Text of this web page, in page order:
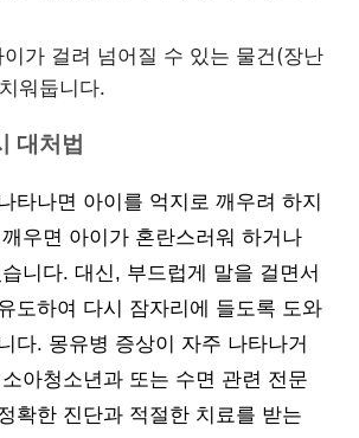
이가 걸려 넘어질 수 있는 물건(장난
워둡니다.
대처법
타나면 아이를 억지로 깨우려 하지
우면 아이가 혼란스러워 하거나
니다. 대신, 부드럽게 말을 걸면서
도하여 다시 잠자리에 들도록 도와
다. 몽유병 증상이 자주 나타나거
아청소년과 또는 수면 관련 전문
확한 진단과 적절한 치료를 받는